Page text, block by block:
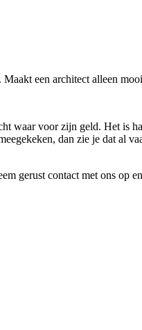
een architect alleen
waar voor zijn geld. Het is
dan zie je dat al
gerust contact met ons op